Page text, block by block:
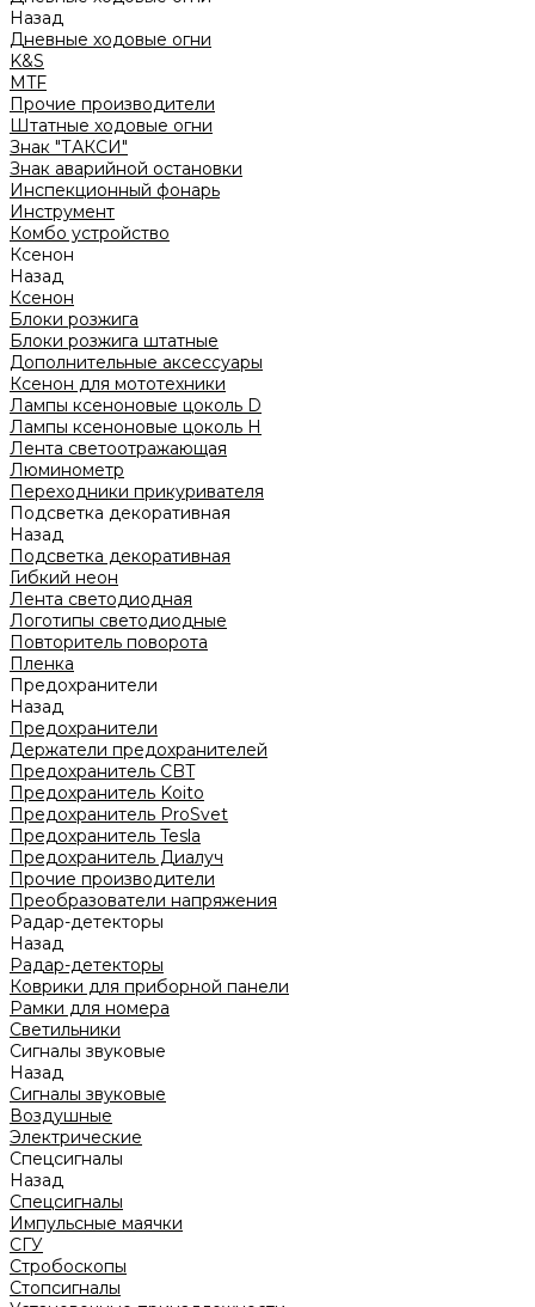
Назад
Дневные ходовые огни
K&S
MTF
Прочие производители
Штатные ходовые огни
Знак "ТАКСИ"
Знак аварийной остановки
Инспекционный фонарь
Инструмент
Комбо устройство
Ксенон
Назад
Ксенон
Блоки розжига
Блоки розжига штатные
Дополнительные аксессуары
Ксенон для мототехники
Лампы ксеноновые цоколь D
Лампы ксеноновые цоколь H
Лента светоотражающая
Люминометр
Переходники прикуривателя
Подсветка декоративная
Назад
Подсветка декоративная
Гибкий неон
Лента светодиодная
Логотипы светодиодные
Повторитель поворота
Пленка
Предохранители
Назад
Предохранители
Держатели предохранителей
Предохранитель CBT
Предохранитель Koito
Предохранитель ProSvet
Предохранитель Tesla
Предохранитель Диалуч
Прочие производители
Преобразователи напряжения
Радар-детекторы
Назад
Радар-детекторы
Коврики для приборной панели
Рамки для номера
Светильники
Сигналы звуковые
Назад
Сигналы звуковые
Воздушные
Электрические
Спецсигналы
Назад
Спецсигналы
Импульсные маячки
СГУ
Стробоскопы
Стопсигналы